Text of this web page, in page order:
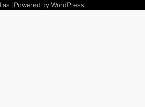
| Powered by WordPress.